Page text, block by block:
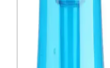
Teknolojinin sürekli bağlı
Yasal korumalar yetersiz
bilinçlendirmesi önem kazanıyor.
Evcil Hayvan Tüyleri ve
Modelleri: Performans